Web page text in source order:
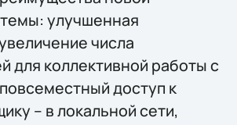
улучшенная
числа
для коллективной работы с
доступ к
– в локальной сети,